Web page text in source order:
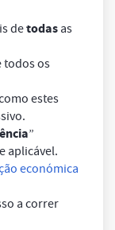
detodas as
todos os
estes
”
aplicável.
económica
a correr